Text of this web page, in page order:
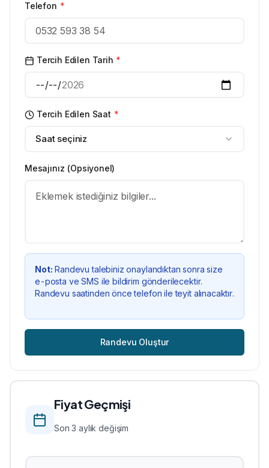
Telefon *
Tercih Edilen Tarih *
Tercih Edilen Saat *
Saat seçiniz
Mesajınız (Opsiyonel)
Not: Randevu talebiniz onaylandıktan sonra size
e-posta ve SMS ile bildirim gönderilecektir.
Randevu saatinden önce telefon ile teyit alınacaktır.
Randevu Oluştur
Fiyat Geçmişi
Son 3 aylık değişim